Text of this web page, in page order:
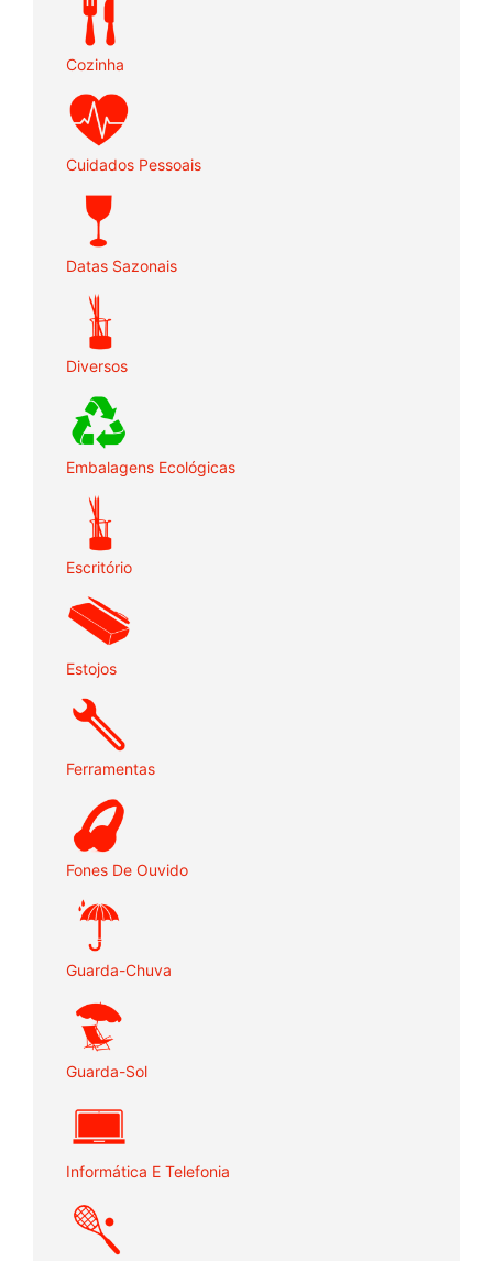
Cozinha
Cuidados Pessoais
Datas Sazonais
Diversos
Embalagens Ecológicas
Escritório
Estojos
Ferramentas
Fones De Ouvido
Guarda-Chuva
Guarda-Sol
Informática E Telefonia